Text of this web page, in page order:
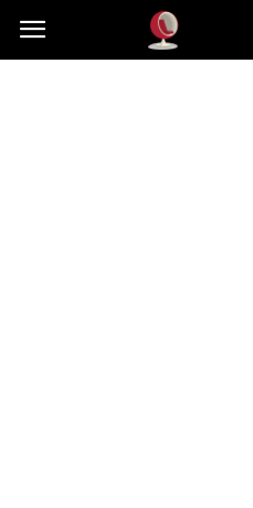
Dekoteria.pl